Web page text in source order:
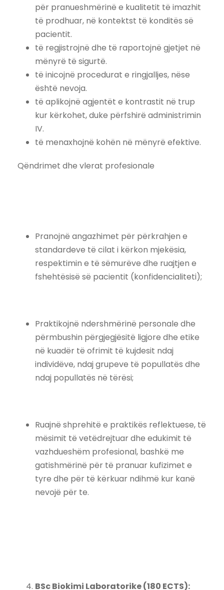
për pranueshmërinë e kualitetit të imazhit
të prodhuar, në kontektst të konditës së
pacientit.
të regjistrojnë dhe të raportojnë gjetjet në
mënyrë të sigurtë.
të inicojnë procedurat e ringjalljes, nëse
është nevoja.
të aplikojnë agjentët e kontrastit në trup
kur kërkohet, duke përfshirë administrimin
IV.
të menaxhojnë kohën në mënyrë efektive.
Qëndrimet dhe vlerat profesionale
Pranojnë angazhimet për përkrahjen e
standardeve të cilat i kërkon mjekësia,
respektimin e të sëmurëve dhe ruajtjen e
fshehtësisë së pacientit (konfidencialiteti);
Praktikojnë ndershmërinë personale dhe
përmbushin përgjegjësitë ligjore dhe etike
në kuadër të ofrimit të kujdesit ndaj
individëve, ndaj grupeve të popullatës dhe
ndaj popullatës në tërësi;
Ruajnë shprehitë e praktikës reflektuese, të
mësimit të vetëdrejtuar dhe edukimit të
vazhdueshëm profesional, bashkë me
gatishmërinë për të pranuar kufizimet e
tyre dhe për të kërkuar ndihmë kur kanë
nevojë për te.
BSc Biokimi Laboratorike (180 ECTS):